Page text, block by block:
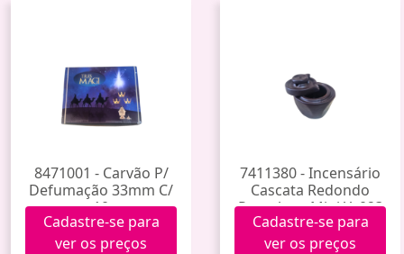
8471001 - Carvão P/
Defumação 33mm C/
10
Cadastre-se para
ver os preços
7411380 - Incensário
Cascata Redondo
Porcelana Mini Yy023
(100)
Cadastre-se para
ver os preços